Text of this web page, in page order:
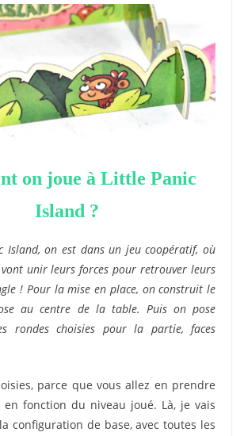
on joue à Little Panic
Island ?
Island, on est dans un jeu coopératif, où
unir leurs forces pour retrouver leurs
! Pour la mise en place, on construit le
au centre de la table. Puis on pose
rondes choisies pour la partie, faces
parce que vous allez en prendre
fonction du niveau joué. Là, je vais
configuration de base, avec toutes les